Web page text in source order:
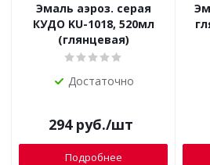
Эмаль аэроз. серая
КУДО KU-1018, 520мл
(глянцевая)
Достаточно
294руб./шт
Подробнее